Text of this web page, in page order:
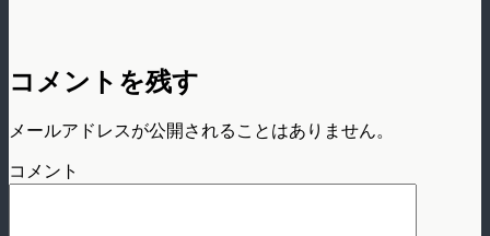
コメントを残す
メールアドレスが公開されることはありません。
コメント